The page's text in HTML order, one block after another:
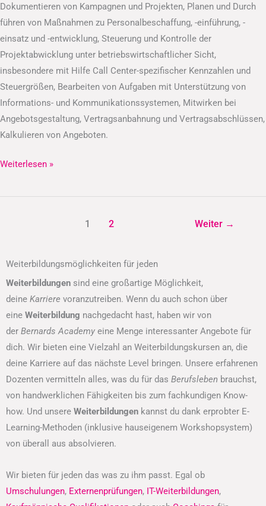
Dokumentieren von Kampagnen und Projekten, Planen und Durch
führen von Maßnahmen zu Personalbeschaffung, -einführung, -
einsatz und -entwicklung, Steuerung und Kontrolle der
Projektabwicklung unter betriebswirtschaftlicher Sicht,
insbesondere mit Hilfe Call Center-spezifischer Kennzahlen und
Steuergrößen, Bearbeiten von Aufgaben mit Unterstützung von
Informations- und Kommunikationssystemen, Mitwirken bei
Angebotsgestaltung, Vertragsanbahnung und Vertragsabschlüssen,
Kalkulieren von Angeboten.
Weiterlesen »
1 2 Weiter →
Weiterbildungsmöglichkeiten für jeden
Weiterbildungen sind eine großartige Möglichkeit,
deine Karriere voranzutreiben. Wenn du auch schon über
eine Weiterbildung nachgedacht hast, haben wir von
der Bernards Academy eine Menge interessanter Angebote für
dich. Wir bieten eine Vielzahl an Weiterbildungskursen an, die
deine Karriere auf das nächste Level bringen. Unsere erfahrenen
Dozenten vermitteln alles, was du für das Berufsleben brauchst,
von handwerklichen Fähigkeiten bis zum fachkundigen Know-
how. Und unsere Weiterbildungen kannst du dank erprobter E-
Learning-Methoden (inklusive hauseigenem Workshopsystem)
von überall aus absolvieren.
Wir bieten für jeden das was zu ihm passt. Egal ob
Umschulungen, Externenprüfungen, IT-Weiterbildungen,